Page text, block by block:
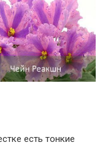
есть тонкие